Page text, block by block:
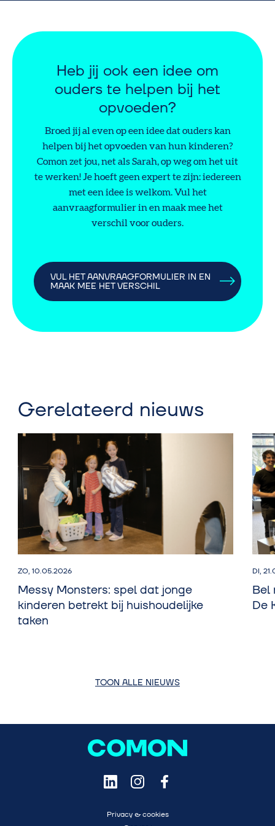
Heb jij ook een idee om
ouders te helpen bij het
opvoeden?
Broed jij al even op een idee dat ouders kan
helpen bij het opvoeden van hun kinderen?
Comon zet jou, net als Sarah, op weg om het uit
te werken! Je hoeft geen expert te zijn: iedereen
met een idee is welkom. Vul het
aanvraagformulier in en maak mee het
verschil voor ouders.
VUL HET AANVRAAGFORMULIER IN EN
MAAK MEE HET VERSCHIL
Gerelateerd nieuws
ZO, 10.05.2026
Messy Monsters: spel dat jonge
kinderen betrekt bij huishoudelijke
taken
DI,
Bel
De
TOON ALLE NIEUWS
Privacy & cookies